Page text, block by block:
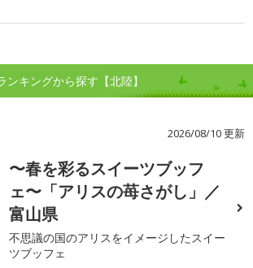
ンキングから探す【北陸】
2026/08/10 更新
〜春を彩るスイーツブッフ
ェ〜「アリスの苺さがし」／
富山県
不思議の国のアリスをイメージしたスイー
ツブッフェ